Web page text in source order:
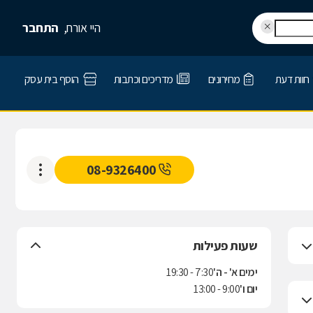
היי אורח, התחבר
חוות דעת מחירונים מדריכים וכתבות הוסף בית עסק
08-9326400
שעות פעילות
ימים א' - ה'7:30 - 19:30
יום ו'9:00 - 13:00